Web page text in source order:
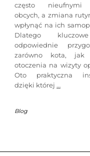
często nieufnymi
obcych, a zmiana
wpłynąć na ich
Dlatego
odpowiednie
zarówno kota,
otoczenia na wizyty
Oto praktyczna
dzięki której …
Blog